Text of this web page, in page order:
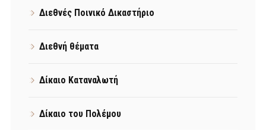
Διεθνές Ποινικό Δικαστήριο
Διεθνή θέματα
Δίκαιο Καταναλωτή
Δίκαιο του Πολέμου